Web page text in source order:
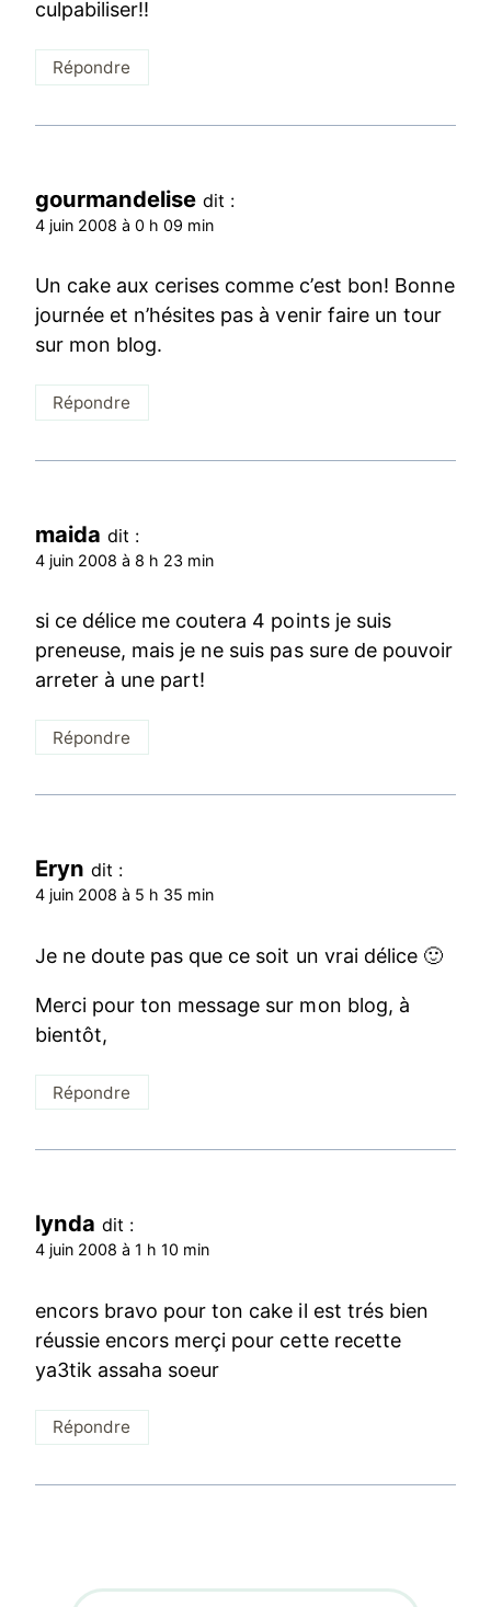
culpabiliser!!
Répondre
gourmandelise dit :
4 juin 2008 à 0 h 09 min
Un cake aux cerises comme c’est bon! Bonne
journée et n’hésites pas à venir faire un tour
sur mon blog.
Répondre
maida dit :
4 juin 2008 à 8 h 23 min
si ce délice me coutera 4 points je suis
preneuse, mais je ne suis pas sure de pouvoir
arreter à une part!
Répondre
Eryn dit :
4 juin 2008 à 5 h 35 min
Je ne doute pas que ce soit un vrai délice 🙂
Merci pour ton message sur mon blog, à
bientôt,
Répondre
lynda dit :
4 juin 2008 à 1 h 10 min
encors bravo pour ton cake il est trés bien
réussie encors merçi pour cette recette
ya3tik assaha soeur
Répondre